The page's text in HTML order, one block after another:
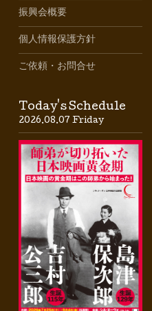
振興会概要
個人情報保護方針
ご依頼・お問合せ
Today's Schedule
2026.08.07 Friday